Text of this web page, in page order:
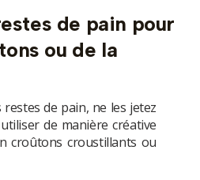
de pain pour
ou de la
de pain, ne les jetez
de manière créative
croûtons croustillants ou